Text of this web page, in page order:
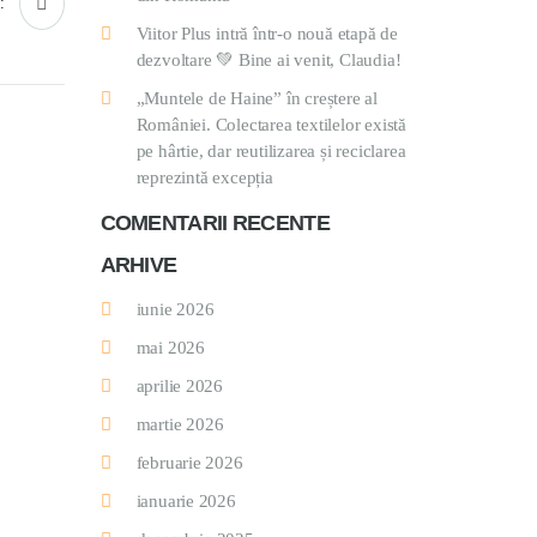
Viitor Plus intră într-o nouă etapă de
dezvoltare 💚 Bine ai venit, Claudia!
„Muntele de Haine” în creștere al
României. Colectarea textilelor există
pe hârtie, dar reutilizarea și reciclarea
reprezintă excepția
COMENTARII RECENTE
ARHIVE
iunie 2026
mai 2026
aprilie 2026
martie 2026
februarie 2026
ianuarie 2026